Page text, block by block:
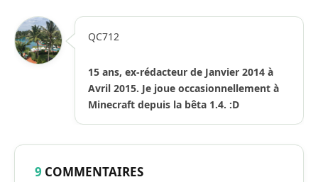
QC712
15 ans, ex-rédacteur de Janvier 2014 à
Avril 2015. Je joue occasionnellement à
Minecraft depuis la bêta 1.4. :D
9 COMMENTAIRES